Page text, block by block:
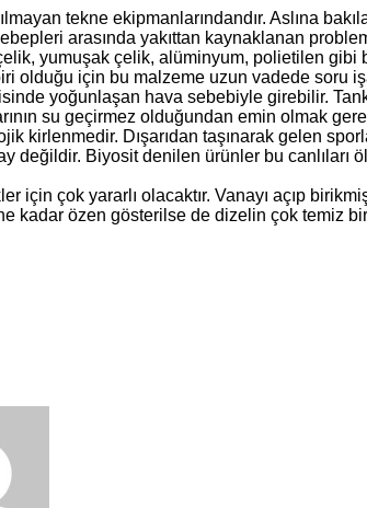
tekne ekipmanlarındandır. Aslına
arasında yakıttan kaynaklanan
yumuşak çelik, alüminyum, polietilen
için bu malzeme uzun vadede soru
yoğunlaşan hava sebebiyle girebilir.
su geçirmez olduğundan emin olmak
Dışarıdan taşınarak gelen
Biyosit denilen ürünler bu canlıları
çok yararlı olacaktır. Vanayı açıp
özen gösterilse de dizelin çok temiz